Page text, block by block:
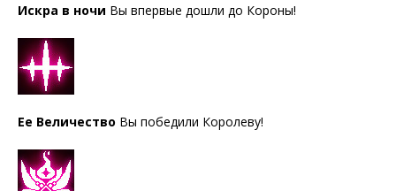
Искра в ночи Вы впервые дошли до Короны!
Ее Величество Вы победили Королеву!